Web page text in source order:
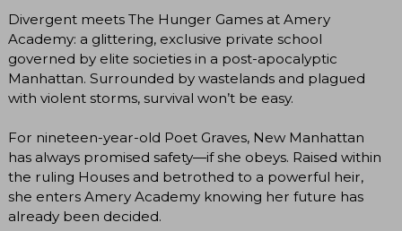
Divergent meets The Hunger Games at Amery
Academy: a glittering, exclusive private school
governed by elite societies in a post-apocalyptic
Manhattan. Surrounded by wastelands and plagued
with violent storms, survival won’t be easy.
For nineteen-year-old Poet Graves, New Manhattan
has always promised safety―if she obeys. Raised within
the ruling Houses and betrothed to a powerful heir,
she enters Amery Academy knowing her future has
already been decided.